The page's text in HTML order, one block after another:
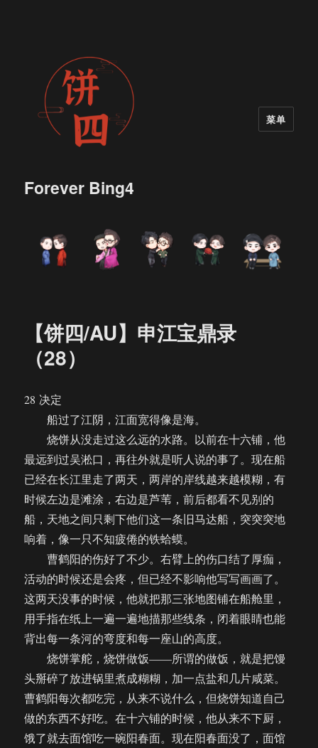
Forever Bing4
菜单
【饼四/AU】申江宝鼎录
（28）
28 决定
船过了江阴，江面宽得像是海。
烧饼从没走过这么远的水路。以前在十六铺，他
最远到过吴淞口，再往外就是听人说的事了。现在船
已经在长江里走了两天，两岸的岸线越来越模糊，有
时候左边是滩涂，右边是芦苇，前后都看不见别的
船，天地之间只剩下他们这一条旧马达船，突突突地
响着，像一只不知疲倦的铁蛤蟆。
曹鹤阳的伤好了不少。右臂上的伤口结了厚痂，
活动的时候还是会疼，但已经不影响他写写画画了。
这两天没事的时候，他就把那三张地图铺在船舱里，
用手指在纸上一遍一遍地描那些线条，闭着眼睛也能
背出每一条河的弯度和每一座山的高度。
烧饼掌舵，烧饼做饭——所谓的做饭，就是把馒
头掰碎了放进锅里煮成糊糊，加一点盐和几片咸菜。
曹鹤阳每次都吃完，从来不说什么，但烧饼知道自己
做的东西不好吃。在十六铺的时候，他从来不下厨，
饿了就去面馆吃一碗阳春面。现在阳春面没了，面馆